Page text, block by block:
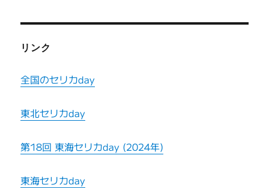
リンク
全国のセリカday
東北セリカday
第18回 東海セリカday (2024年)
東海セリカday